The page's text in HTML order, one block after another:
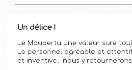
Un délice !
Le Maupertu une valeur sure
Le personnel agréable et
et inventive… nous y